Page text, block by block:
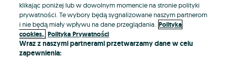
Kontynuuj przez konto Google
LUB
klikając poniżej lub w dowolnym momencie na stronie polityki
prywatności. Te wybory będą sygnalizowane naszym partnerom
i nie będą miały wpływu na dane przeglądania. Polityka
cookies, Polityka Prywatności
Wraz z naszymi partnerami przetwarzamy dane w celu
zapewnienia: